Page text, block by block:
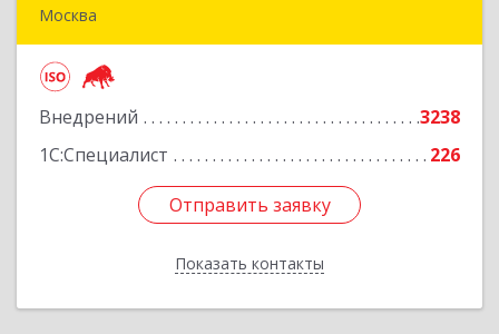
Москва
Внедрений
3238
1С:Специалист
226
Отправить заявку
Показать контакты
Подробнее
Отправить заявку
Назад